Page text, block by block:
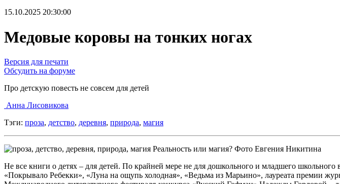
15.10.2025 20:30:00
Медовые коровы на тонких ногах
Версия для печати
Обсудить на форуме
Про детскую повесть не совсем для детей
Анна Лисовикова
Тэги: проза, детство, деревня, природа, магия
Реальность или магия? Фото Евгения Никитина
Не все книги о детях – для детей. По крайней мере не для дошкольного и младшего школьного
«Покрывало Ребекки», «Луна на ощупь холодная», «Ведьма из Марьино», лауреата премии